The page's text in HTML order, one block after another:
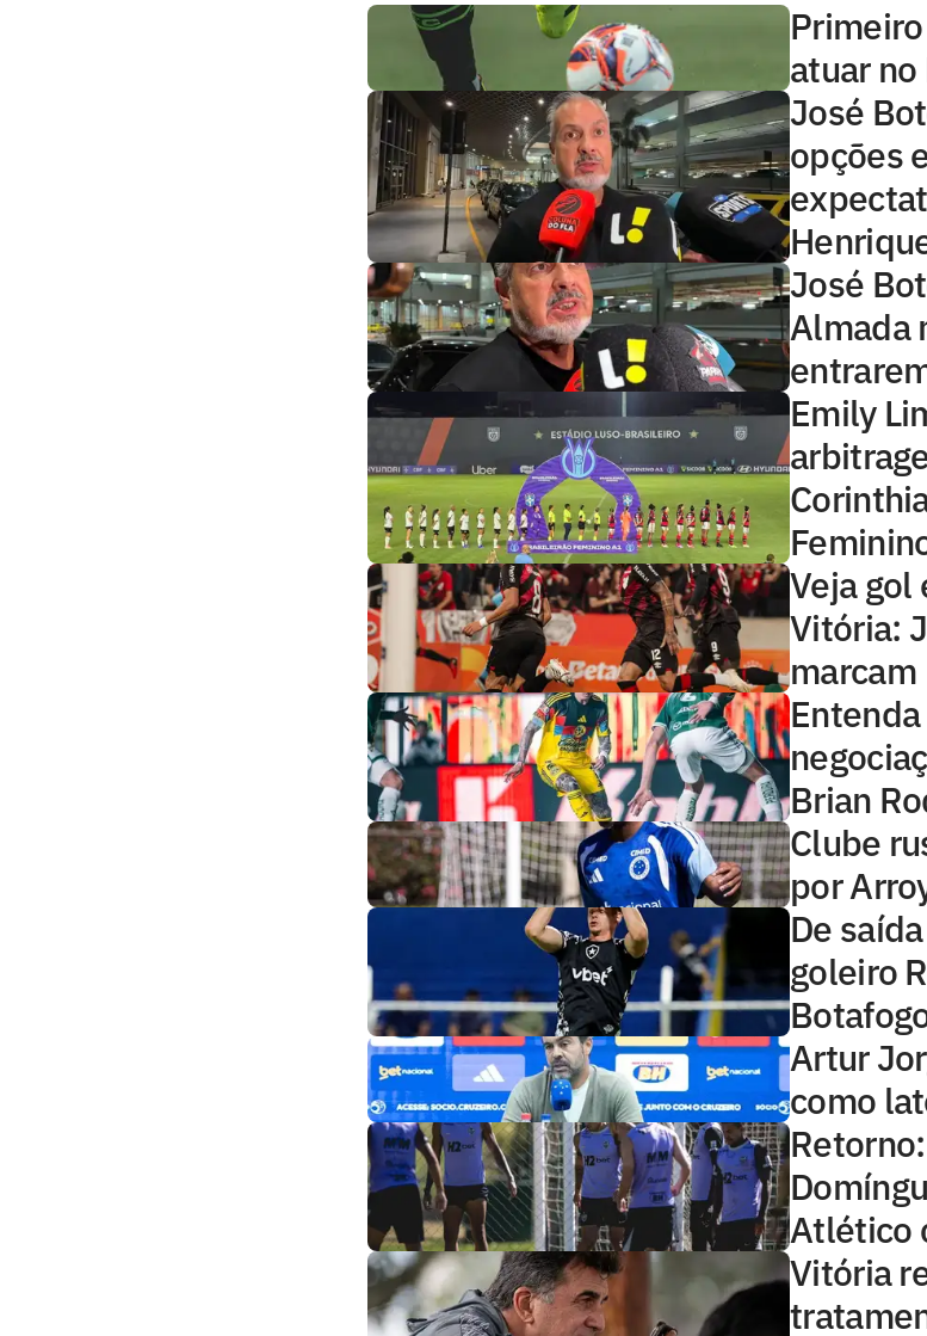
atuar
José
opções
José
Almada
Emily
Veja gol
Vitória:
marcam
Brian
Clube
por
De
goleiro
Artur
como
Atlético
Vitória